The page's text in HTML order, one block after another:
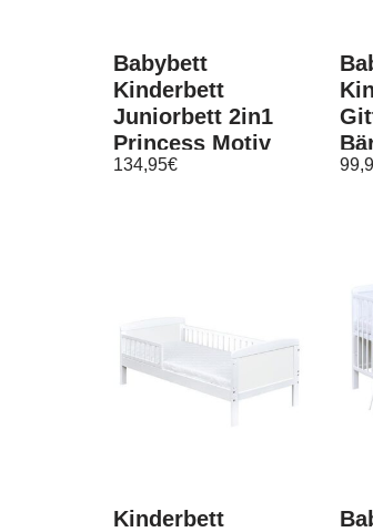
Babybett
Kinderbett
Juniorbett 2in1
Princess Motiv
140×70 weiß
134,95€
Kinderbett